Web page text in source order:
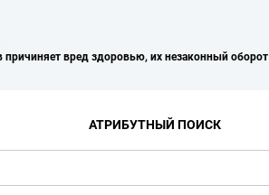
причиняет вред здоровью, их незаконный оборот
АТРИБУТНЫЙ ПОИСК